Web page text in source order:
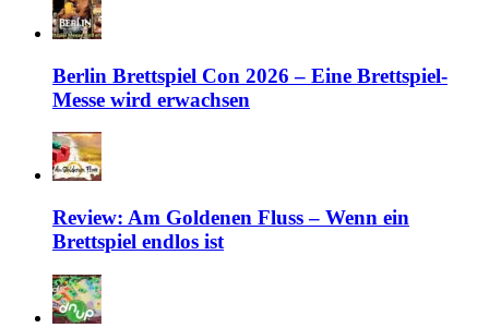
Berlin Brettspiel Con 2026 – Eine Brettspiel-
Messe wird erwachsen
Review: Am Goldenen Fluss – Wenn ein
Brettspiel endlos ist